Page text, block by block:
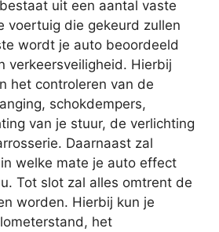
bestaat uit een aantal vaste
voertuig die gekeurd zullen
wordt je auto beoordeeld
verkeersveiligheid. Hierbij
het controleren van de
schokdempers,
van je stuur, de verlichting
Daarnaast zal
welke mate je auto effect
Tot slot zal alles omtrent de
worden. Hierbij kun je
het